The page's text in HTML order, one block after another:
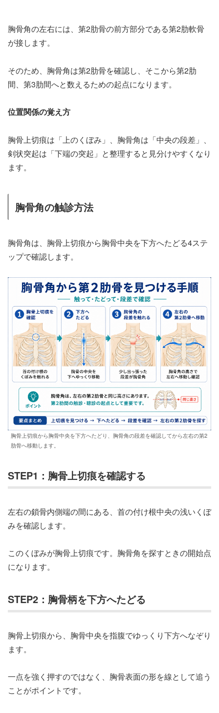
胸骨角の左右には、第2肋骨の前方部分である第2肋軟骨
が接します。
そのため、胸骨角は第2肋骨を確認し、そこから第2肋
間、第3肋間へと数えるための起点になります。
位置関係の覚え方
胸骨上切痕は「上のくぼみ」、胸骨角は「中央の段差」、
剣状突起は「下端の突起」と整理すると見分けやすくなり
ます。
胸骨角の触診方法
胸骨角は、胸骨上切痕から胸骨中央を下方へたどる4ステ
ップで確認します。
胸骨上切痕から胸骨中央を下方へたどり、胸骨角の段差を確認してから左右の第2
肋骨へ移動します。
STEP1：胸骨上切痕を確認する
左右の鎖骨内側端の間にある、首の付け根中央の浅いくぼ
みを確認します。
このくぼみが胸骨上切痕です。胸骨角を探すときの開始点
になります。
STEP2：胸骨柄を下方へたどる
胸骨上切痕から、胸骨中央を指腹でゆっくり下方へなぞり
ます。
一点を強く押すのではなく、胸骨表面の形を線として追う
ことがポイントです。